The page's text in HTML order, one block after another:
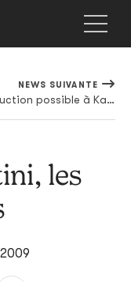
NEWS SUIVANTE
Introduction possible à Kayo Dot
les